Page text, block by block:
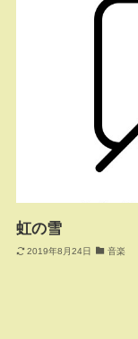
虹の雪
2019年8月24日 音楽